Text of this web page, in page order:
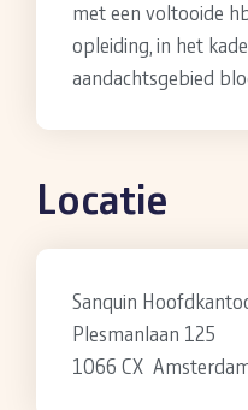
met een voltooide
opleiding, in het
aandachtsgebied
Locatie
Sanquin
Plesmanlaan 125
1066 CX